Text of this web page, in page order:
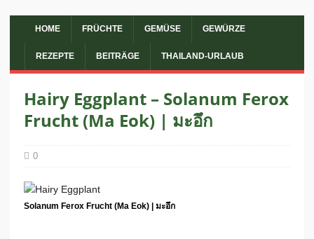
HOME FRÜCHTE GEMÜSE GEWÜRZE
REZEPTE BEITRÄGE THAILAND-URLAUB
Hairy Eggplant – Solanum Ferox
Frucht (Ma Eok) | มะอึก
0
Solanum Ferox Frucht (Ma Eok) | มะอึก